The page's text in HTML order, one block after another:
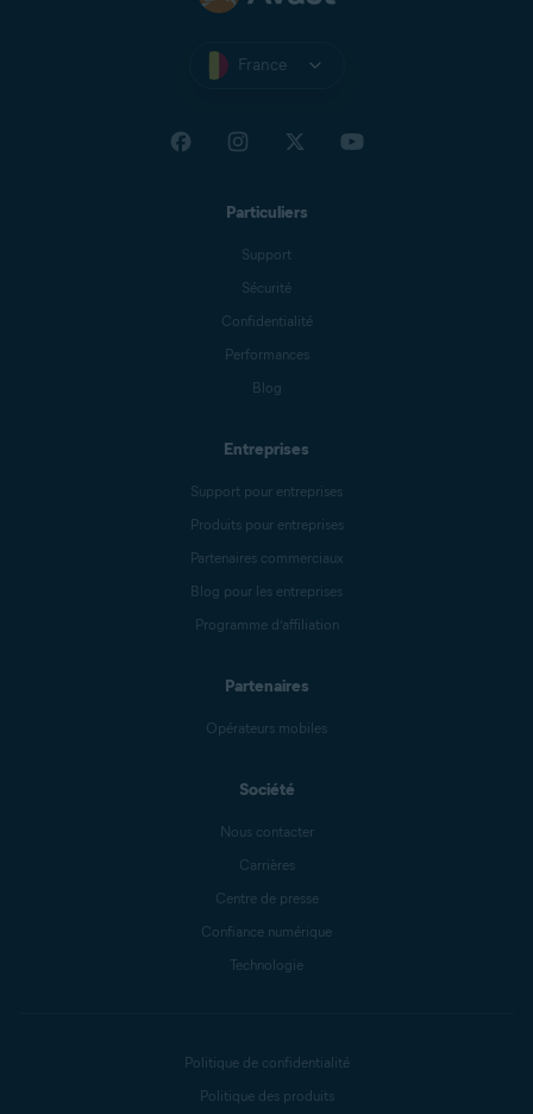
France
Particuliers
Support
Sécurité
Confidentialité
Performances
Blog
Entreprises
Support pour entreprises
Produits pour entreprises
Partenaires commerciaux
Blog pour les entreprises
Programme d’affiliation
Partenaires
Opérateurs mobiles
Société
Nous contacter
Carrières
Centre de presse
Confiance numérique
Technologie
Politique de confidentialité
Politique des produits